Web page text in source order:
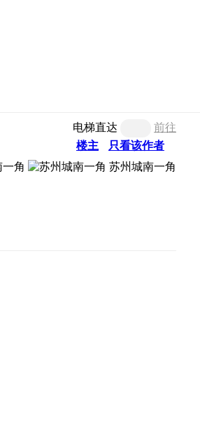
电梯直达
前往
楼主
只看该作者
苏州城南一角